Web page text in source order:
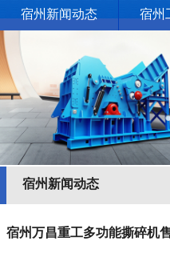
宿州新闻动态 宿州
宿州新闻动态
宿州万昌重工多功能撕碎机